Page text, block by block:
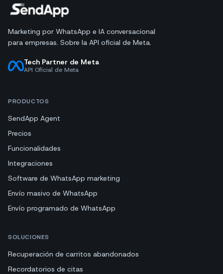
Marketing por WhatsApp e IA conversacional
para empresas. Sobre la API oficial de Meta.
Tech Partner de Meta
API Oficial de Meta
PRODUCTOS
SendApp Agent
Precios
Funcionalidades
Integraciones
Software de WhatsApp marketing
Envío masivo de WhatsApp
Envío programado de WhatsApp
SOLUCIONES
Recuperación de carritos abandonados
Recordatorios de citas